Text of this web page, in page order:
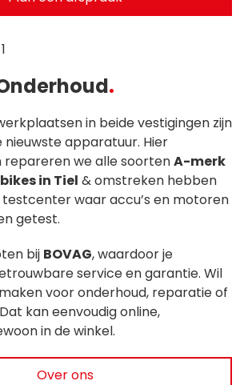
in beide vestigingen zijn
apparatuur. Hier
repareren we alle soortenA-merk
in Tiel & omstreken hebben
waar accu’s en motoren
getest.
bij BOVAG, waardoor je
service en garantie. Wil
voor onderhoud, reparatie of
kan eenvoudig online,
in de winkel.
Over ons